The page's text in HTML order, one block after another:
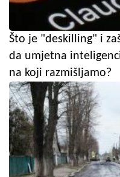
Što je "deskilling" i
da umjetna
na koji razmišljamo?